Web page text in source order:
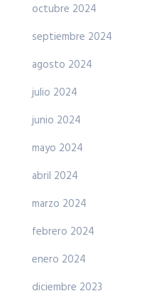
octubre 2024
septiembre 2024
agosto 2024
julio 2024
junio 2024
mayo 2024
abril 2024
marzo 2024
febrero 2024
enero 2024
diciembre 2023